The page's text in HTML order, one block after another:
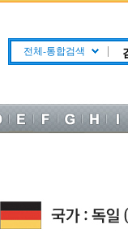
전체-통합검색